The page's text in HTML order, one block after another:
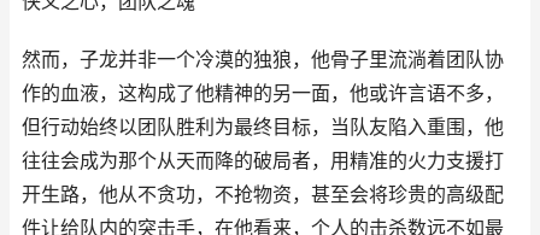
然而，子龙并非一个冷漠的独狼，他骨子里流淌着团队协
作的血液，这构成了他精神的另一面，他或许言语不多，
但行动始终以团队胜利为最终目标，当队友陷入重围，他
往往会成为那个从天而降的破局者，用精准的火力支援打
开生路，他从不贪功，不抢物资，甚至会将珍贵的高级配
件让给队内的突击手，在他看来，个人的击杀数远不如最